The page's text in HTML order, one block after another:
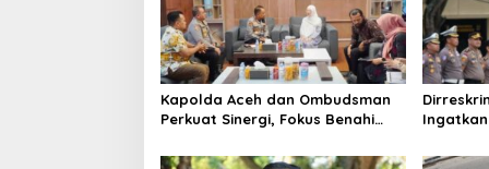
Kapolda Aceh dan Ombudsman
Perkuat Sinergi, Fokus Benahi
Pengaduan Warga